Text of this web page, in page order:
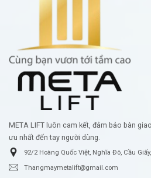
META LIFT luôn cam kết, đảm bảo bàn
ưu nhất đến tay người dùng.
92/2 Hoàng Quốc Việt, Nghĩa Đô, Cầu
Thangmaymetalift@gmail.com